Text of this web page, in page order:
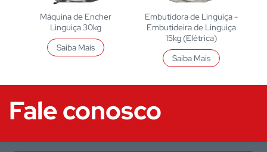
Máquina de Encher
Linguiça 30kg
Saiba Mais
Embutidora de Linguiça -
Embutideira de Linguiça
15kg (Elétrica)
Saiba Mais
Fale conosco